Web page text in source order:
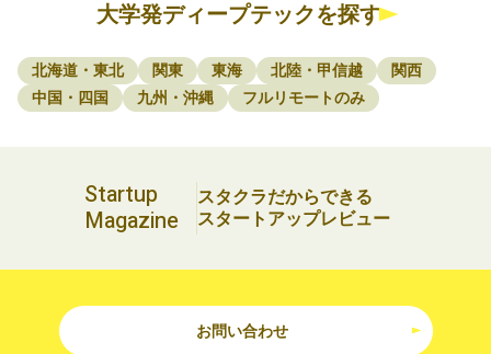
大学発ディープテックを探す
北海道・東北 関東 東海 北陸・甲信越
関西
中国・四国
九州・沖縄 フルリモートのみ
Startup
Magazine
スタクラだからできる
スタートアップレビュー
お問い合わせ